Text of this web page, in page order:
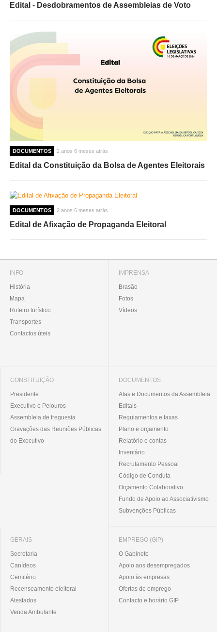
Edital - Desdobramentos de Assembleias de Voto
DOCUMENTOS 2 anos 6 meses atrás
Edital da Constituição da Bolsa de Agentes Eleitorais
DOCUMENTOS 2 anos 6 meses atrás
Edital de Afixação de Propaganda Eleitoral
INFO
História
Mapa
Roteiro turístico
Transportes
Contactos úteis
IMPRENSA
Brasão
Fotos
Vídeos
CONSTITUIÇÃO
Presidente
Executivo e Pelouros
Assembleia de freguesia
Gravações das Reuniões Públicas
do Executivo
DOCUMENTOS
Atas e Documentos da Assembleia
Editais
Regulamentos e taxas
Plano e orçamento
Relatório e contas
Inventário
Recrutamento Pessoal
Código de Conduta
Orçamento Colaborativo
Fundo de Apoio ao Associativismo
Subvenções Públicas
GERAIS
Secretaria
Canídeos
Cemitério
Recenseamento eleitoral
Atestados
Venda Ambulante
EMPREGO (GIP)
O Gabinete
Apoio aos desempregados
Apoio às empresas
Ofertas de emprego
Contacto e horário GIP